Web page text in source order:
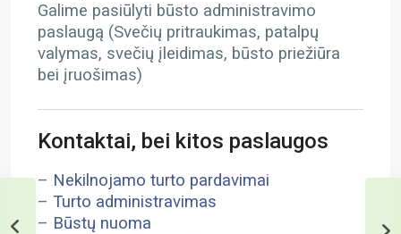
Galime pasiūlyti būsto administravimo
paslaugą (Svečių pritraukimas, patalpų
valymas, svečių įleidimas, būsto priežiūra
bei įruošimas)
Kontaktai, bei kitos paslaugos
– Nekilnojamo turto pardavimai
– Turto administravimas
– Būstų nuoma